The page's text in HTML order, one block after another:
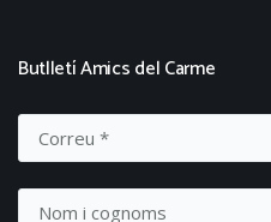
Butlletí Amics del Carme